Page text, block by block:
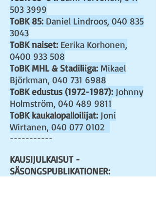
503 3999
ToBK 85: Daniel Lindroos, 040 835
3043
ToBK naiset: Eerika Korhonen,
0400 933 508
ToBK MHL & Stadiliiga: Mikael
Björkman, 040 731 6988
ToBK edustus(1972-1987): Johnny
Holmström, 040 489 9811
ToBK kaukalopalloilijat: Joni
Wirtanen, 040 077 0102
-----------
KAUSIJULKAISUT -
SÄSONGSPUBLIKATIONER: